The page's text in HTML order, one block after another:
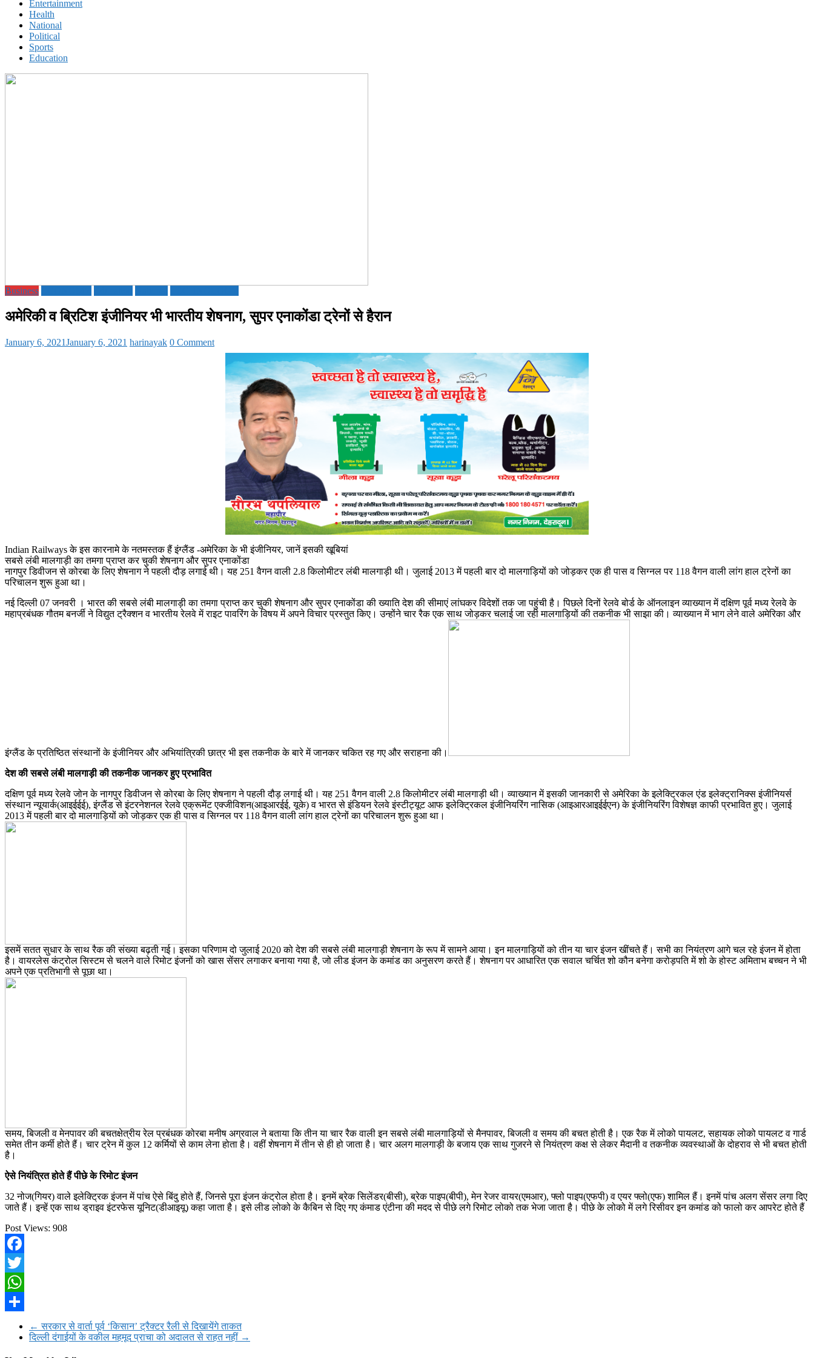
Entertainment
Health
National
Political
Sports
Education
Business
अमेरिकी व ब्रिटिश इंजीनियर भी भारतीय शेषनाग, सुपर एनाकोंडा ट्रेनों से हैरान
January 6, 2021January 6, 2021 harinayak 0 Comment
Indian Railways के इस कारनामे के नतमस्‍तक हैं इंग्लैंड -अमेरिका के भी इंजीनियर, जानें इसकी खूबियां
सबसे लंबी मालगाड़ी का तमगा प्राप्त कर चुकी शेषनाग और सुपर एनाकोंडा
नागपुर डिवीजन से कोरबा के लिए शेषनाग ने पहली दौड़ लगाई थी। यह 251 वैगन वाली 2.8 किलोमीटर लंबी मालगाड़ी थी। जुलाई 2013 में पहली बार दो मालगाड़ि‍यों को जोड़कर एक ही पास व सिग्नल पर 118 वैगन वाली लांग हाल ट्रेनों का
परिचालन शुरू हुआ था।
नई दिल्ली 07 जनवरी । भारत की सबसे लंबी मालगाड़ी का तमगा प्राप्त कर चुकी शेषनाग और सुपर एनाकोंडा की ख्याति देश की सीमाएं लांघकर विदेशों तक जा पहुंची है। पिछले दिनों रेलवे बोर्ड के ऑनलाइन व्याख्यान में दक्षिण पूर्व मध्य रेलवे के
महाप्रबंधक गौतम बनर्जी ने विद्युत ट्रैक्शन व भारतीय रेलवे में राइट पावरिंग के विषय में अपने विचार प्रस्तुत किए। उन्होंने चार रैक एक साथ जोड़कर चलाई जा रही मालगाड़ि‍यों की तकनीक भी साझा की। व्याख्यान में भाग लेने वाले अमेरिका और
इंग्लैंड के प्रतिष्‍ठि‍त संस्थानों के इंजीनियर और अभियांत्रिकी छात्र भी इस तकनीक के बारे में जानकर चकित रह गए और सराहना की।
देश की सबसे लंबी मालगाड़ी की तकनीक जानकर हुए प्रभावित
दक्षिण पूर्व मध्य रेलवे जोन के नागपुर डिवीजन से कोरबा के लिए शेषनाग ने पहली दौड़ लगाई थी। यह 251 वैगन वाली 2.8 किलोमीटर लंबी मालगाड़ी थी। व्याख्यान में इसकी जानकारी से अमेरिका के इलेक्ट्रिकल एंड इलेक्ट्रानिक्स इंजीनियर्स
संस्थान न्यूयार्क(आइईईई), इंग्लैंड से इंटरनेशनल रेलवे एक्रूमेंट एक्जीविशन(आइआरईई, यूके) व भारत से इंडियन रेलवे इंस्टीट्यूट आफ इलेक्ट्रिकल इंजीनियरिंग नासिक (आइआरआइईईएन) के इंजीनियरिंग विशेषज्ञ काफी प्रभावित हुए। जुलाई
2013 में पहली बार दो मालगाड़ि‍यों को जोड़कर एक ही पास व सिग्नल पर 118 वैगन वाली लांग हाल ट्रेनों का परिचालन शुरू हुआ था।
इसमें सतत सुधार के साथ रैक की संख्या बढ़ती गई। इसका परिणाम दो जुलाई 2020 को देश की सबसे लंबी मालगाड़ी शेषनाग के रूप में सामने आया। इन मालगाड़ि‍यों को तीन या चार इंजन खींचते हैं। सभी का नियंत्रण आगे चल रहे इंजन में होता
है। वायरलेस कंट्रोल सिस्टम से चलने वाले रिमोट इंजनों को खास सेंसर लगाकर बनाया गया है, जो लीड इंजन के कमांड का अनुसरण करते हैं। शेषनाग पर आधारित एक सवाल चर्चित शो कौन बनेगा करोड़पति में शो के होस्ट अमिताभ बच्चन ने भी
अपने एक प्रतिभागी से पूछा था।
समय, बिजली व मेनपावर की बचतक्षेत्रीय रेल प्रबंधक कोरबा मनीष अग्रवाल ने बताया कि तीन या चार रैक वाली इन सबसे लंबी मालगाड़ि‍यों से मैनपावर, बिजली व समय की बचत होती है। एक रैक में लोको पायलट, सहायक लोको पायलट व गार्ड
समेत तीन कर्मी होते हैं। चार ट्रेन में कुल 12 कर्मियों से काम लेना होता है। वहीं शेषनाग में तीन से ही हो जाता है। चार अलग मालगाड़ी के बजाय एक साथ गुजरने से नियंत्रण कक्ष से लेकर मैदानी व तकनीक व्यवस्थाओं के दोहराव से भी बचत होती
है।
ऐसे नियंत्रित होते हैं पीछे के रिमोट इंजन
32 नोज(गियर) वाले इलेक्ट्रिक इंजन में पांच ऐसे बिंदु होते हैं, जिनसे पूरा इंजन कंट्रोल होता है। इनमें ब्रेक सिलेंडर(बीसी), ब्रेक पाइप(बीपी), मेन रेजर वायर(एमआर), फ्लो पाइप(एफपी) व एयर फ्लो(एफ) शामिल हैं। इनमें पांच अलग सेंसर लगा दिए
जाते हैं। इन्हें एक साथ ड्राइव इंटरफेस यूनिट(डीआइयू) कहा जाता है। इसे लीड लोको के कैबिन से दिए गए कंमाड एंटीना की मदद से पीछे लगे रिमोट लोको तक भेजा जाता है। पीछे के लोको में लगे रिसीवर इन कमांड को फालो कर आपरेट होते हैं
Post Views: 908
Facebook
Twitter
WhatsApp
← सरकार से वार्ता पूर्व ‘किसान’ ट्रैक्टर रैली से दिखायेंगे ताकत
दिल्ली दंगाईयों के वकील महमूद प्राचा को अदालत से राहत नहीं →